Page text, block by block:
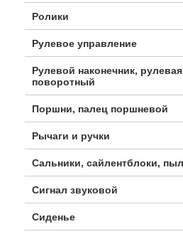
Ролики
Рулевое управление
Рулевой наконечник, рулевая
поворотный
Поршни, палец поршневой
Рычаги и ручки
Сальники, сайлентблоки,
Сигнал звуковой
Сиденье